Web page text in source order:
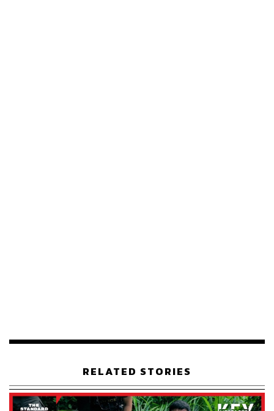
ABOUT THE AUTHOR
THE STANDARD TEAM
กองบรรณาธิการ THE STANDARD
RELATED STORIES